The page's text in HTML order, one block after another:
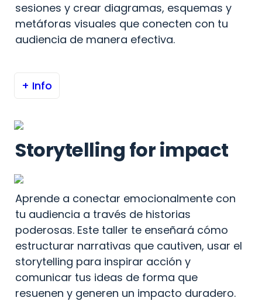
sesiones y crear diagramas, esquemas y
metáforas visuales que conecten con tu
audiencia de manera efectiva.
+ Info
Storytelling for impact
Aprende a conectar emocionalmente con
tu audiencia a través de historias
poderosas. Este taller te enseñará cómo
estructurar narrativas que cautiven, usar el
storytelling para inspirar acción y
comunicar tus ideas de forma que
resuenen y generen un impacto duradero.